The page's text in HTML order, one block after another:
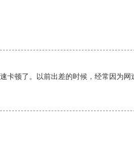
顿了。以前出差的时候，经常因为